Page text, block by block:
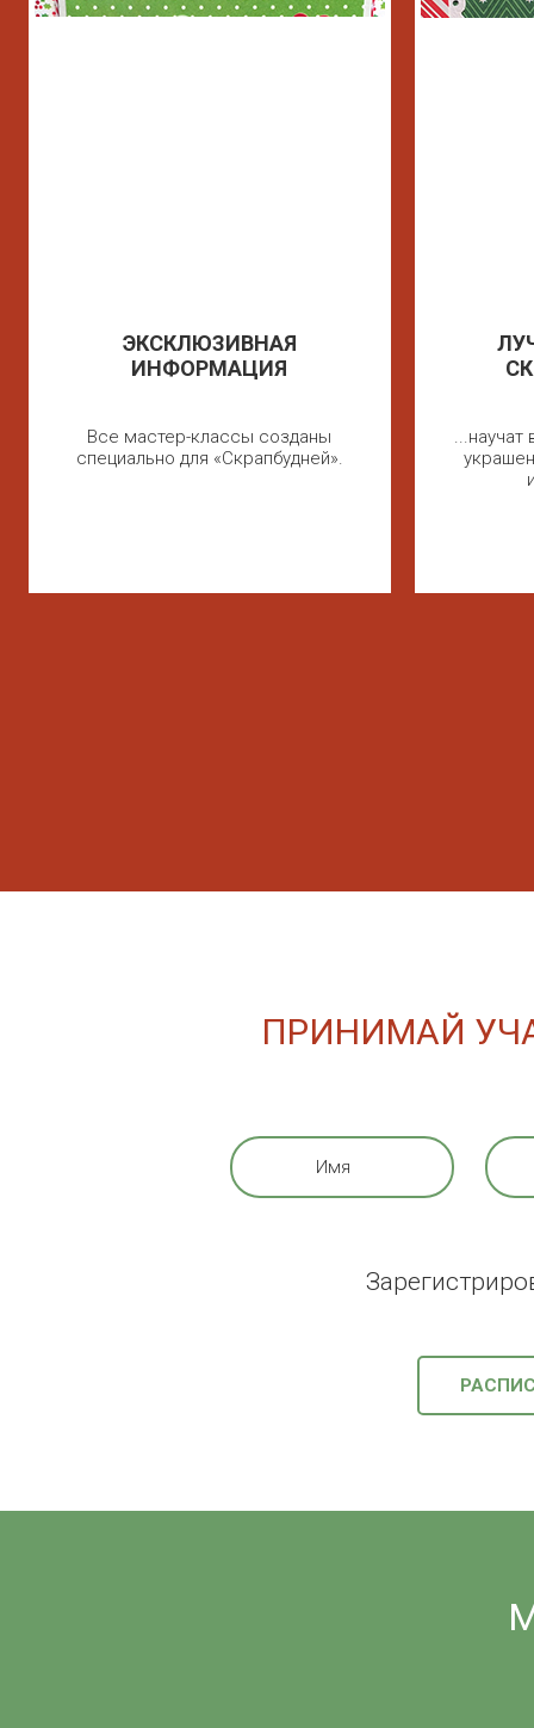
ЭКСКЛЮЗИВНАЯ
ИНФОРМАЦИЯ
Все мастер-классы созданы
специально для «Скрапбудней».
...научат
ПРИНИМАЙ